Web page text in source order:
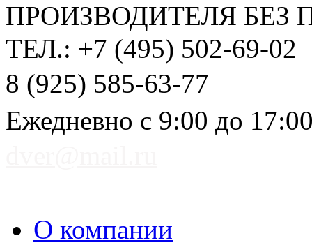
ПРОИЗВОДИТЕЛЯ БЕЗ
ТЕЛ.: +7 (495) 502-69-02
8 (925) 585-63-77
Ежедневно с 9:00 до
О компании